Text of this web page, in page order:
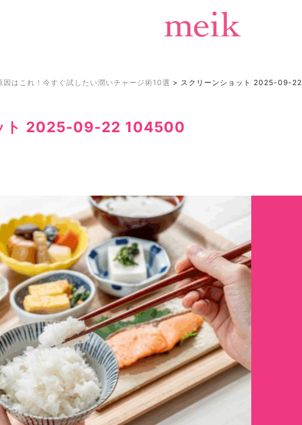
因はこれ！今すぐ試したい潤いチャージ術10選 > スクリーンショット 2025-09-22
ト 2025-09-22 104500